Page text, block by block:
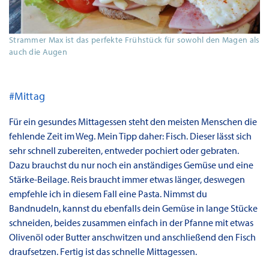
Strammer Max ist das perfekte Frühstück für sowohl den Magen als
auch die Augen
#Mittag
Für ein gesundes Mittagessen steht den meisten Menschen die
fehlende Zeit im Weg. Mein Tipp daher: Fisch. Dieser lässt sich
sehr schnell zubereiten, entweder pochiert oder gebraten.
Dazu brauchst du nur noch ein anständiges Gemüse und eine
Stärke-Beilage. Reis braucht immer etwas länger, deswegen
empfehle ich in diesem Fall eine Pasta. Nimmst du
Bandnudeln, kannst du ebenfalls dein Gemüse in lange Stücke
schneiden, beides zusammen einfach in der Pfanne mit etwas
Olivenöl oder Butter anschwitzen und anschließend den Fisch
draufsetzen. Fertig ist das schnelle Mittagessen.